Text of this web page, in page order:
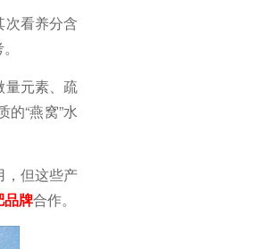
看养分含
量元素、疏
“燕窝”水
，但这些产
品牌合作。